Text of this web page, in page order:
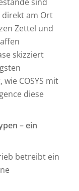
direkt am Ort
Zettel und
skizziert
COSYS mit
diese
– ein
betreibt ein